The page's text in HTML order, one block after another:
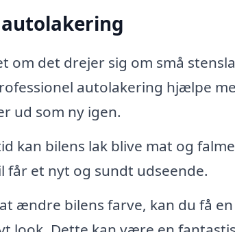
om det drejer sig om små
autolakering hjælpe
ud som ny igen.
kan bilens lak blive mat og
får et nyt og sundt udseende.
ændre bilens farve, kan du få